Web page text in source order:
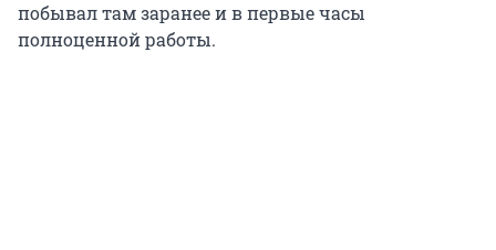
побывал там заранее и в первые часы
полноценной работы.